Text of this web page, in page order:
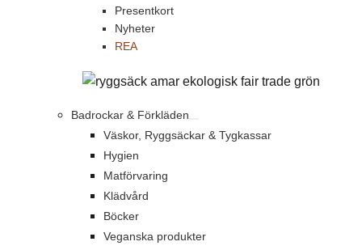
Presentkort
Nyheter
REA
Badrockar & Förkläden
Väskor, Ryggsäckar & Tygkassar
Hygien
Matförvaring
Klädvård
Böcker
Veganska produkter